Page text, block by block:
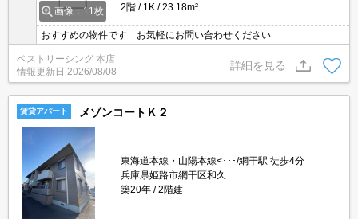
画像：11枚
2階
1K 23.18m²
おすすめの物件です お気軽にお問い合わせください
ベストリーシング 本店
情報更新日 2026/08/08
詳細を見る
賃貸アパート メゾンコートＫ２
東海道本線・山陽本線<･･･/網干駅 徒歩4分
兵庫県姫路市網干区和久
築20年
2階建